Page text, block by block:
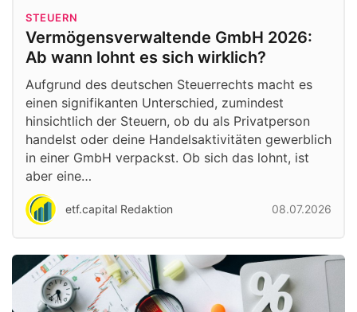
STEUERN
Vermögensverwaltende GmbH 2026:
Ab wann lohnt es sich wirklich?
Aufgrund des deutschen Steuerrechts macht es
einen signifikanten Unterschied, zumindest
hinsichtlich der Steuern, ob du als Privatperson
handelst oder deine Handelsaktivitäten gewerblich
in einer GmbH verpackst. Ob sich das lohnt, ist
aber eine…
etf.capital Redaktion 08.07.2026